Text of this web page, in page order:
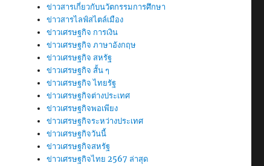
ข่าวสารเกี่ยวกับนวัตกรรมการศึกษา
ข่าวสารไลฟ์สไตล์เมือง
ข่าวเศรษฐกิจ การเงิน
ข่าวเศรษฐกิจ ภาษาอังกฤษ
ข่าวเศรษฐกิจ สหรัฐ
ข่าวเศรษฐกิจ สั้น ๆ
ข่าวเศรษฐกิจ ไทยรัฐ
ข่าวเศรษฐกิจต่างประเทศ
ข่าวเศรษฐกิจพอเพียง
ข่าวเศรษฐกิจระหว่างประเทศ
ข่าวเศรษฐกิจวันนี้
ข่าวเศรษฐกิจสหรัฐ
ข่าวเศรษฐกิจไทย 2567 ล่าสุด